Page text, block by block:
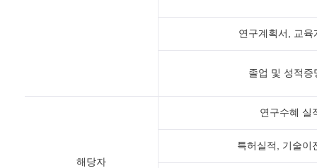
연구계획서, 교육
졸업 및 성적증
해당자
연구수혜 실
특허실적, 기술이